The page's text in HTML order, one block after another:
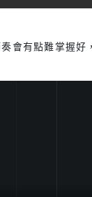
會有點難掌握好